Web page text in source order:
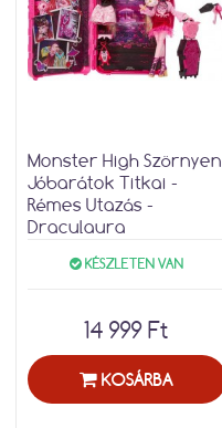
Monster High Szörnyen
Jóbarátok Titkai -
Rémes Utazás -
Draculaura
KÉSZLETEN VAN
14 999 Ft
KOSÁRBA